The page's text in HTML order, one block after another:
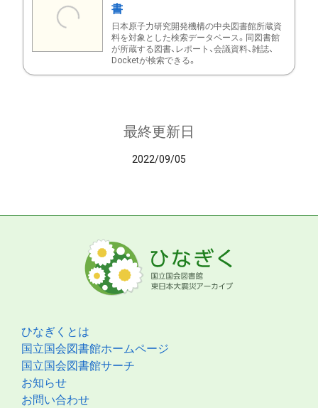
書
日本原子力研究開発機構の中央図書館所蔵資
料を対象とした検索データベース。同図書館
が所蔵する図書、レポート、会議資料、雑誌、
Docketが検索できる。
最終更新日
2022/09/05
ひなぎくとは
国立国会図書館ホームページ
国立国会図書館サーチ
お知らせ
お問い合わせ